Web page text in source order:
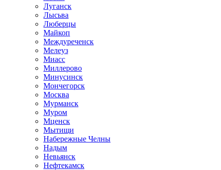
Луганск
Лысьва
Люберцы
Майкоп
Междуреченск
Мелеуз
Миасс
Миллерово
Минусинск
Мончегорск
Москва
Мурманск
Муром
Мценск
Мытищи
Набережные Челны
Надым
Невьянск
Нефтекамск